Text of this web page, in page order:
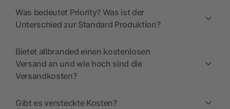
Was bedeutet Priority? Was ist der
Unterschied zur Standard Produktion?
Bietet allbranded einen kostenlosen
Versand an und wie hoch sind die
Versandkosten?
Gibt es versteckte Kosten?